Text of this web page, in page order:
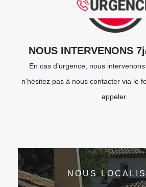
NOUS INTERVENONS
En cas d’urgence, nous intervenons
n’hésitez pas à nous contacter via le
appeler.
NOUS